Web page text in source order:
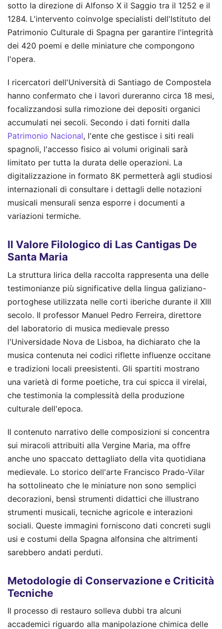
sotto la direzione di Alfonso X il Saggio tra il 1252 e il
1284. L'intervento coinvolge specialisti dell'Istituto del
Patrimonio Culturale di Spagna per garantire l'integrità
dei 420 poemi e delle miniature che compongono
l'opera.
I ricercatori dell'Università di Santiago de Compostela
hanno confermato che i lavori dureranno circa 18 mesi,
focalizzandosi sulla rimozione dei depositi organici
accumulati nei secoli. Secondo i dati forniti dalla
Patrimonio Nacional, l'ente che gestisce i siti reali
spagnoli, l'accesso fisico ai volumi originali sarà
limitato per tutta la durata delle operazioni. La
digitalizzazione in formato 8K permetterà agli studiosi
internazionali di consultare i dettagli delle notazioni
musicali mensurali senza esporre i documenti a
variazioni termiche.
Il Valore Filologico di Las Cantigas De
Santa Maria
La struttura lirica della raccolta rappresenta una delle
testimonianze più significative della lingua galiziano-
portoghese utilizzata nelle corti iberiche durante il XIII
secolo. Il professor Manuel Pedro Ferreira, direttore
del laboratorio di musica medievale presso
l'Universidade Nova de Lisboa, ha dichiarato che la
musica contenuta nei codici riflette influenze occitane
e tradizioni locali preesistenti. Gli spartiti mostrano
una varietà di forme poetiche, tra cui spicca il virelai,
che testimonia la complessità della produzione
culturale dell'epoca.
Il contenuto narrativo delle composizioni si concentra
sui miracoli attribuiti alla Vergine Maria, ma offre
anche uno spaccato dettagliato della vita quotidiana
medievale. Lo storico dell'arte Francisco Prado-Vilar
ha sottolineato che le miniature non sono semplici
decorazioni, bensì strumenti didattici che illustrano
strumenti musicali, tecniche agricole e interazioni
sociali. Queste immagini forniscono dati concreti sugli
usi e costumi della Spagna alfonsina che altrimenti
sarebbero andati perduti.
Metodologie di Conservazione e Criticità
Tecniche
Il processo di restauro solleva dubbi tra alcuni
accademici riguardo alla manipolazione chimica delle